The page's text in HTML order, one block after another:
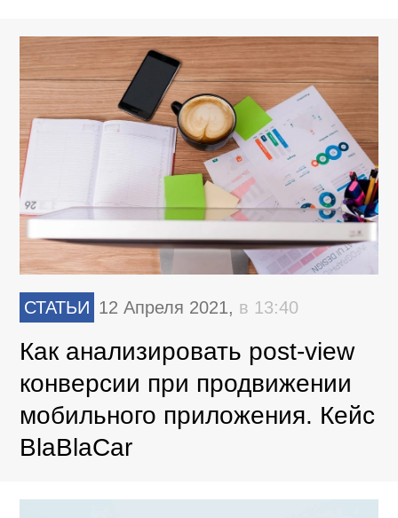
СТАТЬИ 12 Апреля 2021, в 13:40
Как анализировать post-view
конверсии при продвижении
мобильного приложения. Кейс
BlaBlaCar